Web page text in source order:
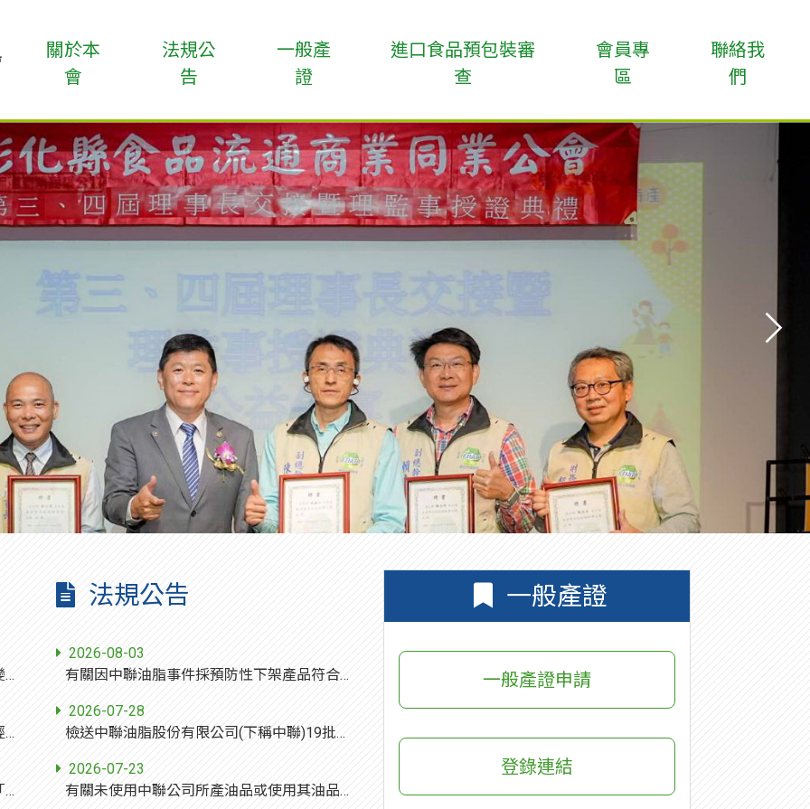
關於本
會
法規公
告
一般產
證
進口食品預包裝審
查
會員專
區
聯絡我
們
為協助廠商因應美國關稅政策及國際情勢變動，本署運用韌性預算，擬具「開拓海外多元市場」方案，協助廠商洽邀買主來臺洽談及採購，請協助轉知業者多加利用，請查照。
為因應國際情勢變化對我國產業之影響，經濟部辦理「115年度補助企業布建海外通路計畫」，協助企業布建海外通路，相關資訊請至計畫網站查詢。
為維護系統資安及運作安全，即日起調整「食品追溯追蹤管理資訊系統」對外連線網站之存取設定，不開放境外來源連線，敬請協助轉知所屬會員。
法規公告
2026-08-03
有關因中聯油脂事件採預防性下架產品符合重新上架條件之作業，請貴局依說明段受理業者申請並辦理審查，請查照。
2026-07-28
檢送中聯油脂股份有限公司(下稱中聯)19批可重新上架之油品批號，由福懋、福壽及泰山提供對應之製成產品品項、批號或有效日期之清單計3份，詳如附件，請查照。
2026-07-23
有關未使用中聯公司所產油品或使用其油品製成之衍生產品，詳說明，請查照。
一般產證
一般產證申請
登錄連結